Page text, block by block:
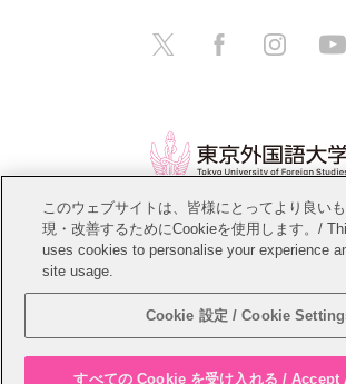
情報公開 教職員募集 このサ
Copyright © Tokyo University of Foreign Studies.
このウェブサイトは、皆様にとってより良い
現・改善するためにCookieを使用します。/
uses cookies to personalise your experience
site usage.
Cookie 設定 / Cookie
すべての Cookie を受け入れる /